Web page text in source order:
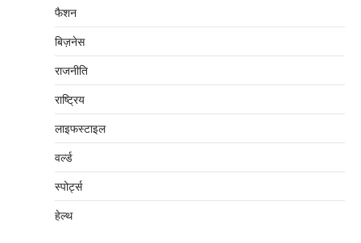
फैशन
बिज़नेस
राजनीति
राष्ट्रिय
लाइफस्टाइल
वर्ल्ड
स्पोर्ट्स
हेल्थ